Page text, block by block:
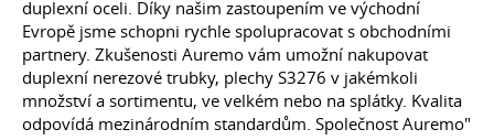
duplexní oceli. Díky našim zastoupením ve východní
Evropě jsme schopni rychle spolupracovat s obchodními
partnery. Zkušenosti Auremo vám umožní nakupovat
duplexní nerezové trubky, plechy S3276 v jakémkoli
množství a sortimentu, ve velkém nebo na splátky. Kvalita
odpovídá mezinárodním standardům. Společnost Auremo"